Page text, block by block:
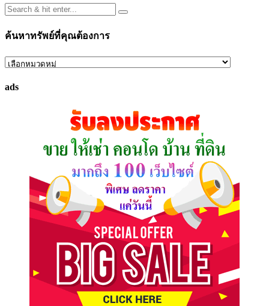
ค้นหาทรัพย์ที่คุณต้องการ
ค้นหา
ที่
ads